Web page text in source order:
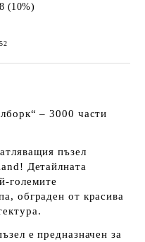
(10%)
– 3000 части
пъзел
Детайлната
големите
обграден от красива
е предназначен за